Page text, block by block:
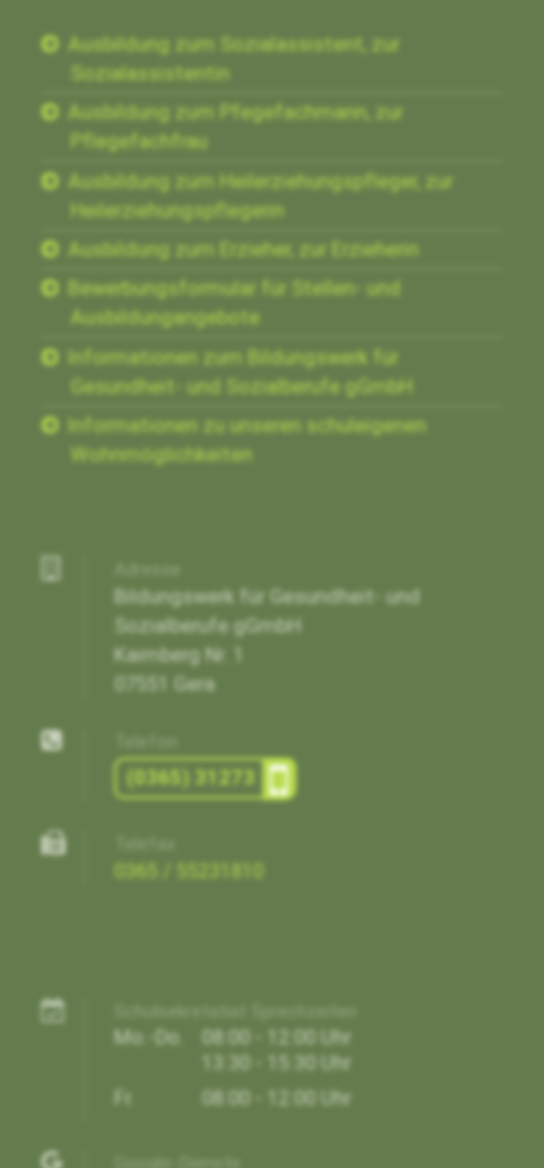
Ausbildung zum Sozialassistent, zur
Sozialassistentin
Ausbildung zum Pfegefachmann, zur
Pflegefachfrau
Ausbildung zum Heilerziehungspfleger, zur
Heilerziehungspflegerin
Ausbildung zum Erzieher, zur Erzieherin
Bewerbungsformular für Stellen- und
Ausbildungangebote
Informationen zum Bildungswerk für
Gesundheit- und Sozialberufe gGmbH
Informationen zu unseren schuleigenen
Wohnmöglichkeiten
Bildungswerk für Gesundheit- und
Sozialberufe gGmbH
Kaimberg Nr. 1
07551 Gera
(0365) 31273
0365 / 55231810
Mo.-Do.
08:00 - 12:00 Uhr
13:30 - 15:30 Uhr
Fr.
08:00 - 12:00 Uhr